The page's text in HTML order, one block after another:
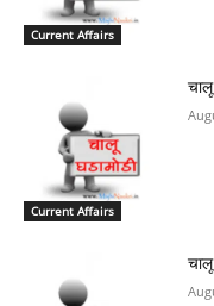
Current Affairs
Current Affairs